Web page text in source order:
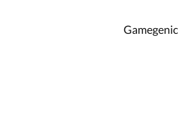
Gamegenic